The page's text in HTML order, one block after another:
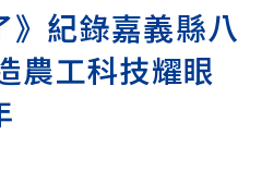
》紀錄嘉義縣八
農工科技耀眼